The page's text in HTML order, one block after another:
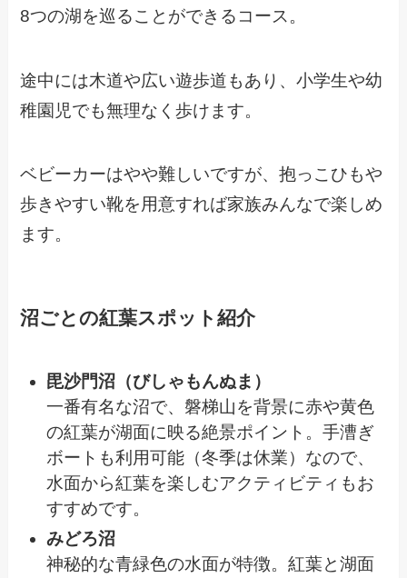
8つの湖を巡ることができるコース。
途中には木道や広い遊歩道もあり、小学生や幼
稚園児でも無理なく歩けます。
ベビーカーはやや難しいですが、抱っこひもや
歩きやすい靴を用意すれば家族みんなで楽しめ
ます。
沼ごとの紅葉スポット紹介
毘沙門沼（びしゃもんぬま）
一番有名な沼で、磐梯山を背景に赤や黄色
の紅葉が湖面に映る絶景ポイント。手漕ぎ
ボートも利用可能（冬季は休業）なので、
水面から紅葉を楽しむアクティビティもお
すすめです。
みどろ沼
神秘的な青緑色の水面が特徴。紅葉と湖面